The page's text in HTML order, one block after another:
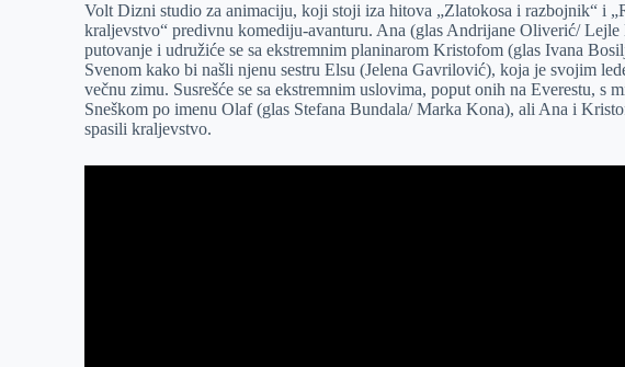
Volt Dizni studio za animaciju, koji stoji iza hitova „Zlatokosa i razbojnik“ i
kraljevstvo“ predivnu komediju-avanturu. Ana (glas Andrijane Oliverić/ Lejle
putovanje i udružiće se sa ekstremnim planinarom Kristofom (glas Ivana
Svenom kako bi našli njenu sestru Elsu (Jelena Gavrilović), koja je svojim
večnu zimu. Susrešće se sa ekstremnim uslovima, poput onih na Everestu, s
Sneškom po imenu Olaf (glas Stefana Bundala/ Marka Kona), ali Ana i
spasili kraljevstvo.